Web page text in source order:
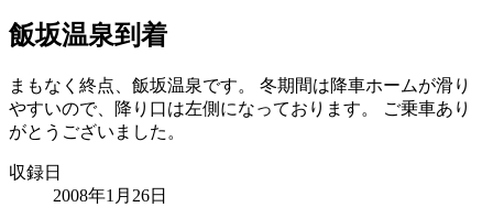
飯坂温泉到着
まもなく終点、飯坂温泉です。 冬期間は降車ホームが滑り
やすいので、降り口は左側になっております。
ご乗車あり
がとうございました。
収録日
2008年1月26日